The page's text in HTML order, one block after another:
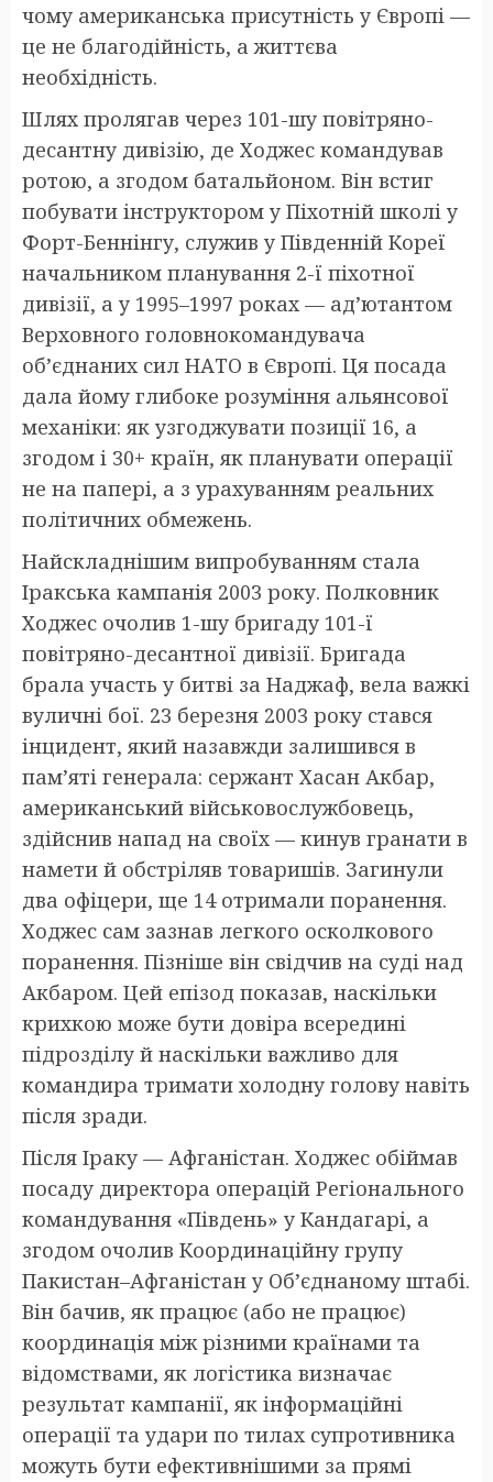
чому американська присутність у Європі —
це не благодійність, а життєва
необхідність.
Шлях пролягав через 101-шу повітряно-
десантну дивізію, де Ходжес командував
ротою, а згодом батальйоном. Він встиг
побувати інструктором у Піхотній школі у
Форт-Беннінгу, служив у Південній Кореї
начальником планування 2-ї піхотної
дивізії, а у 1995–1997 роках — ад’ютантом
Верховного головнокомандувача
об’єднаних сил НАТО в Європі. Ця посада
дала йому глибоке розуміння альянсової
механіки: як узгоджувати позиції 16, а
згодом і 30+ країн, як планувати операції
не на папері, а з урахуванням реальних
політичних обмежень.
Найскладнішим випробуванням стала
Іракська кампанія 2003 року. Полковник
Ходжес очолив 1-шу бригаду 101-ї
повітряно-десантної дивізії. Бригада
брала участь у битві за Наджаф, вела важкі
вуличні бої. 23 березня 2003 року стався
інцидент, який назавжди залишився в
пам’яті генерала: сержант Хасан Акбар,
американський військовослужбовець,
здійснив напад на своїх — кинув гранати в
намети й обстріляв товаришів. Загинули
два офіцери, ще 14 отримали поранення.
Ходжес сам зазнав легкого осколкового
поранення. Пізніше він свідчив на суді над
Акбаром. Цей епізод показав, наскільки
крихкою може бути довіра всередині
підрозділу й наскільки важливо для
командира тримати холодну голову навіть
після зради.
Після Іраку — Афганістан. Ходжес обіймав
посаду директора операцій Регіонального
командування «Південь» у Кандагарі, а
згодом очолив Координаційну групу
Пакистан–Афганістан у Об’єднаному штабі.
Він бачив, як працює (або не працює)
координація між різними країнами та
відомствами, як логістика визначає
результат кампанії, як інформаційні
операції та удари по тилах супротивника
можуть бути ефективнішими за прямі